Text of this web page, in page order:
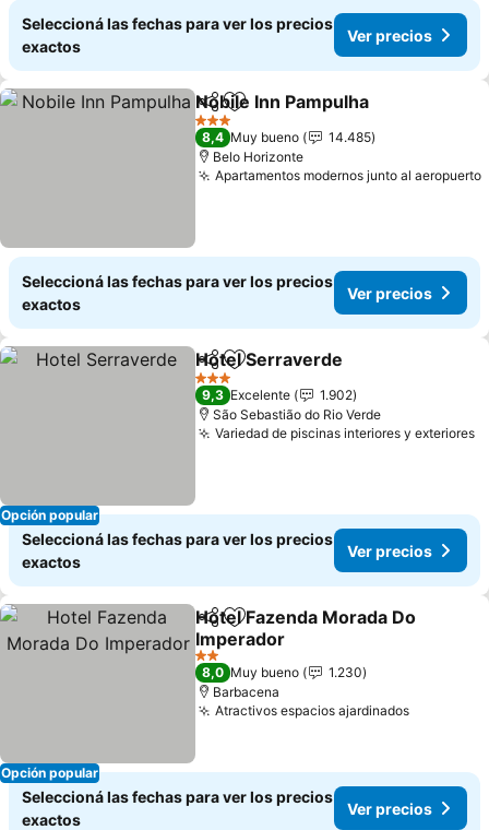
Seleccioná las fechas para ver los precios
exactos
Ver precios
CompartirAñadir a favoritos
Nobile Inn Pampulha
3 Estrellas
8,4 Muy bueno
14.485
Belo Horizonte
Apartamentos modernos junto al aeropuerto
Seleccioná las fechas para ver los precios
exactos
Ver precios
Opción popular
CompartirAñadir a favoritos
Hotel Serraverde
3 Estrellas
9,3 Excelente
1.902
São Sebastião do Rio Verde
Variedad de piscinas interiores y exteriores
Seleccioná las fechas para ver los precios
exactos
Ver precios
Opción popular
CompartirAñadir a favoritos
Hotel Fazenda Morada Do
Imperador
2 Estrellas
8,0 Muy bueno
1.230
Barbacena
Atractivos espacios ajardinados
Seleccioná las fechas para ver los precios
exactos
Ver precios